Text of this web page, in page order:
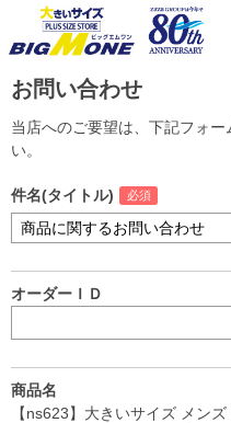
お問い合わせ
当店へのご要望は、下記フォ
い。
件名(タイトル)
オーダーＩＤ
商品名
【ns623】大きいサイズ メン